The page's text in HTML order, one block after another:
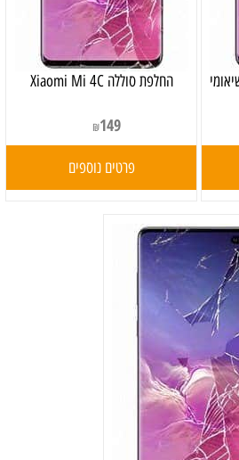
החלפת סוללה Xiaomi Mi 4C
₪149
פרטים נוספים